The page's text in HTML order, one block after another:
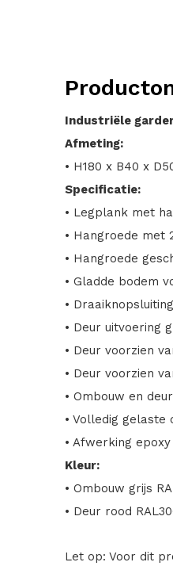
Industriële
Afmeting:
• H180 x B40 x
Specificatie:
• Legplank met
• Hangroede met
• Hangroede
• Gladde bodem
•
• Deur uitvoering
• Deur voorzien
• Deur voorzien
• Ombouw en
• Volledig
• Afwerking
Kleur:
• Ombouw grijs
• Deur rood
Let op: Voor dit